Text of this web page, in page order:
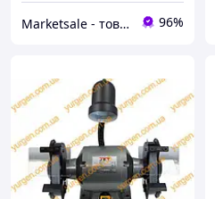
Marketsale - товари зі знижкою 96%